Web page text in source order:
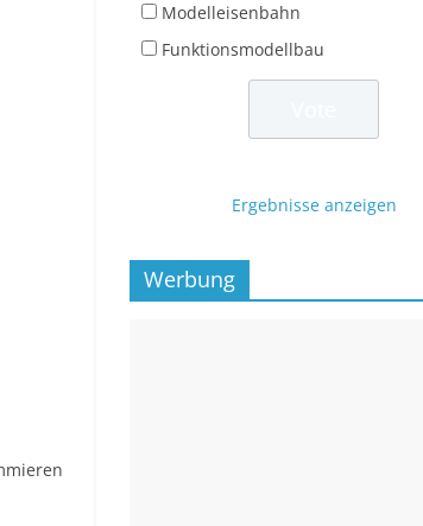
Modelleisenbahn
Funktionsmodellbau
Ergebnisse anzeigen
Werbung